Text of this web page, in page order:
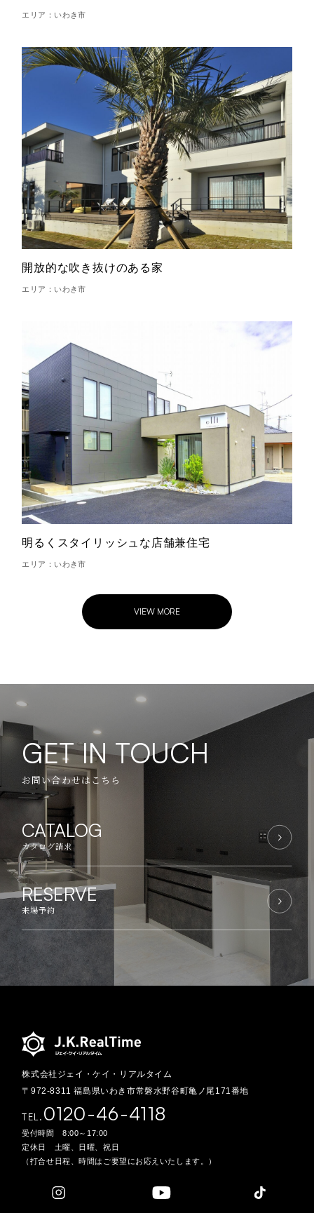
エリア：いわき市
開放的な吹き抜けのある家
エリア：いわき市
明るくスタイリッシュな店舗兼住宅
エリア：いわき市
VIEW MORE
GET IN TOUCH
お問い合わせはこちら
CATALOG
カタログ請求
RESERVE
来場予約
株式会社ジェイ・ケイ・リアルタイム
〒972-8311 福島県いわき市常磐水野谷町亀ノ尾171番地
TEL. 0120-46-4118
受付時間 8:00～17:00
定休日 土曜、日曜、祝日
（打合せ日程、時間はご要望にお応えいたします。）